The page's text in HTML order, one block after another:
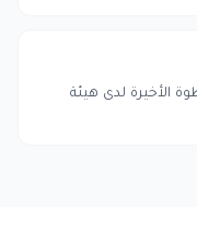
الأخيرة لدى هيئة